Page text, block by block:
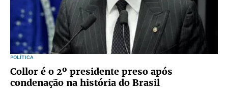
POLÍTICA
Collor é o 2º presidente preso após
condenação na história do Brasil